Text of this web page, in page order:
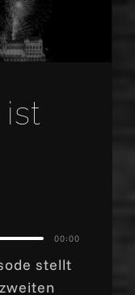
00:00
stellt